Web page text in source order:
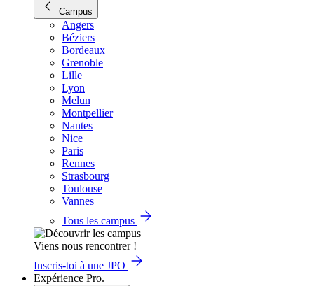
Campus
Angers
Béziers
Bordeaux
Grenoble
Lille
Lyon
Melun
Montpellier
Nantes
Nice
Paris
Rennes
Strasbourg
Toulouse
Vannes
Tous les campus
Viens nous rencontrer !
Inscris-toi à une JPO
Expérience Pro.